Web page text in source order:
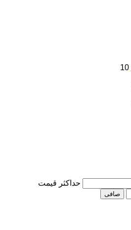
10
حداكثر قيمت
صافی